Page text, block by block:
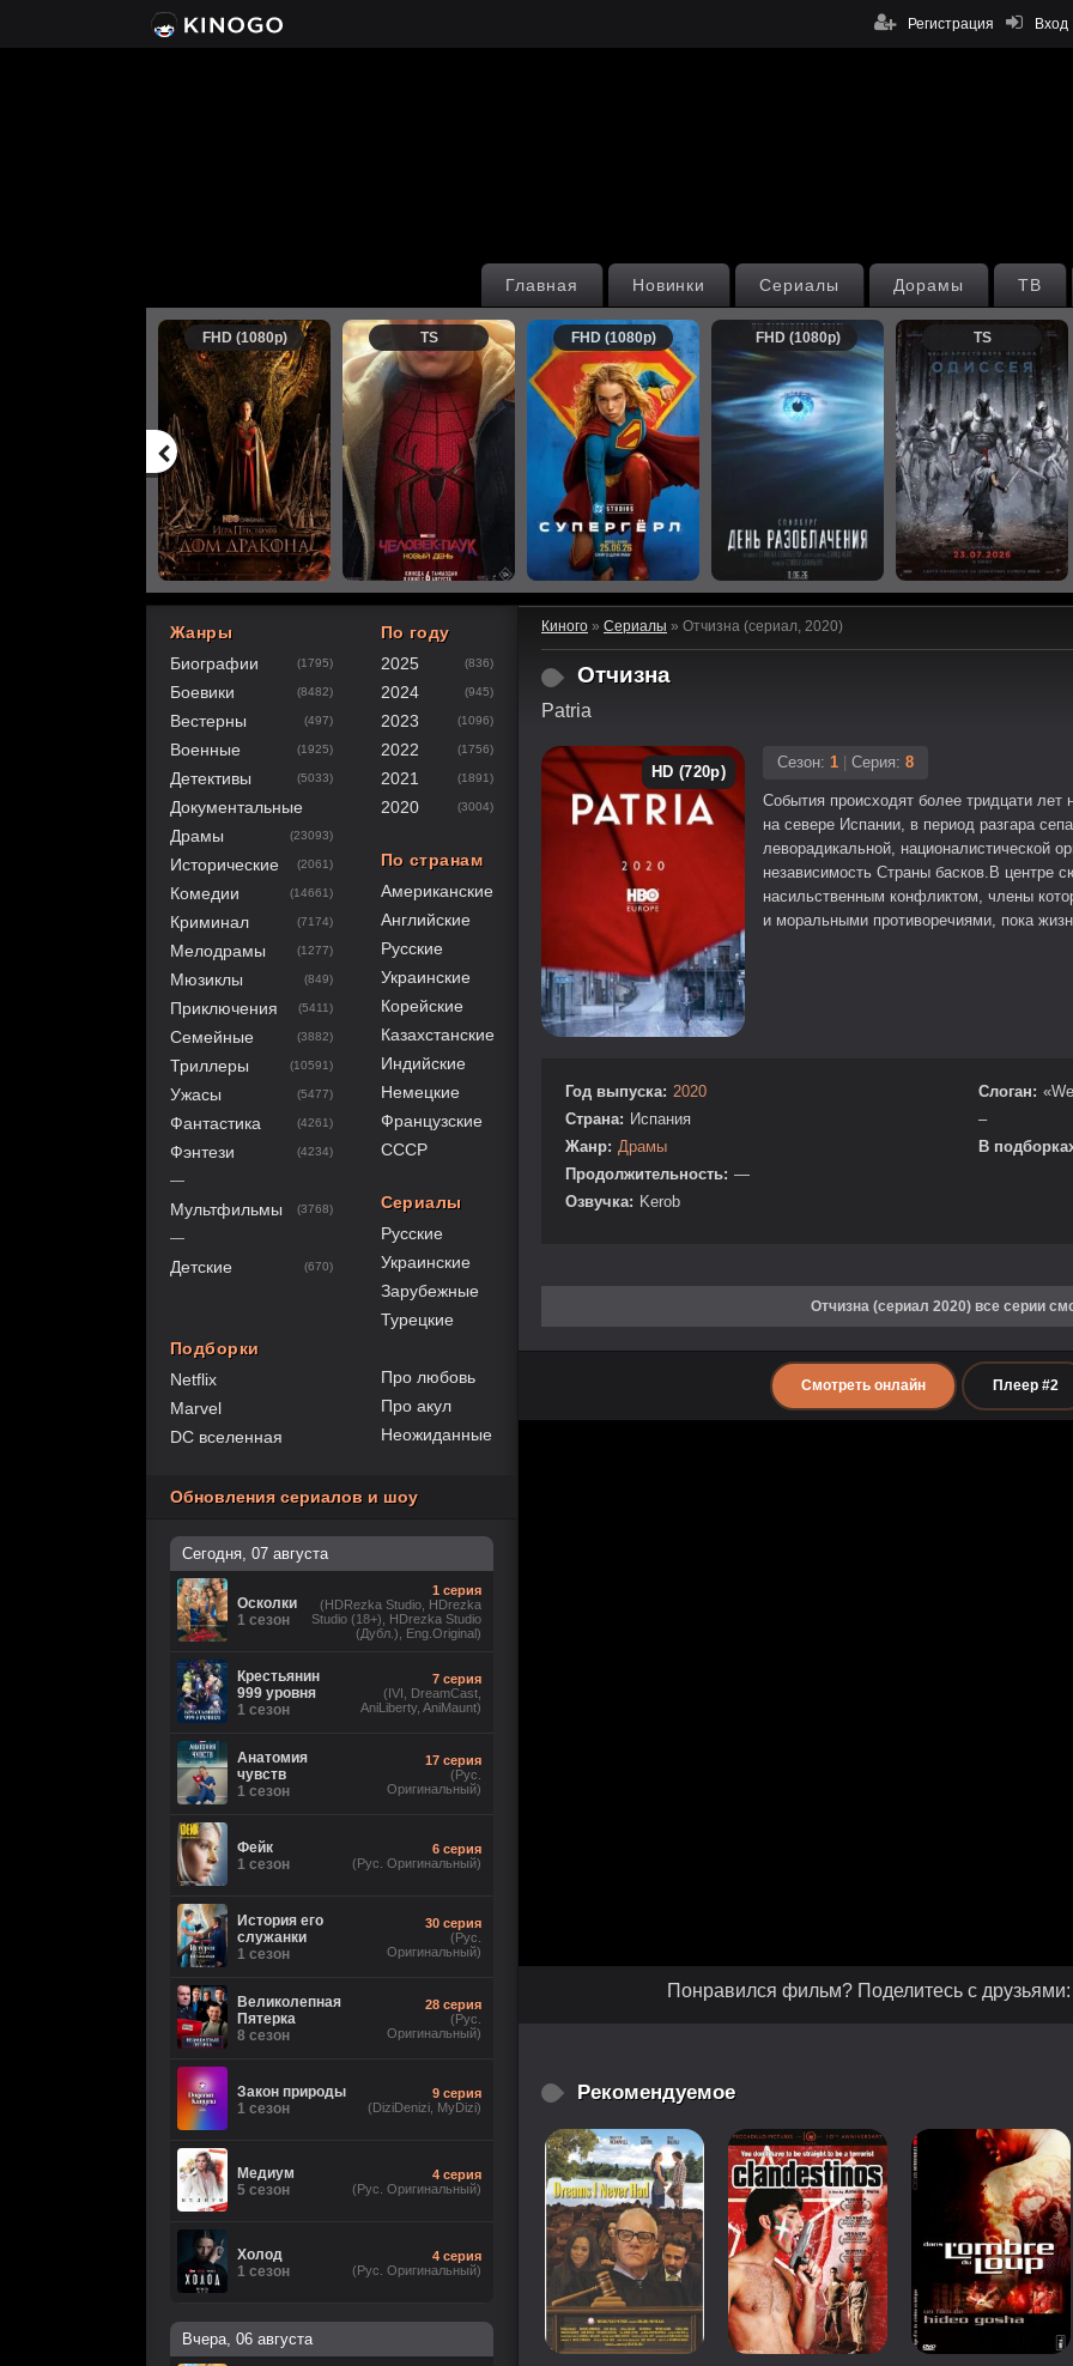
Вход
Регистрация
ТВ
Дорамы
Сериалы
Новинки
Главная
FHD (1080p) TS FHD (1080p) FHD (1080p) TS
Киного » Сериалы » Отчизна (сериал, 2020)
Отчизна
Patria
60
1 2 3 4
HD (720p)
Сезон: 1 Серия: 8
События происходят более тридцати
на севере Испании, в период разгара
леворадикальной, националистической
независимость Страны басков.В центре
насильственным конфликтом, члены
и моральными противоречиями, пока
Год выпуска: 2020
Страна: Испания
Жанр: Драмы
Продолжительность: —
Озвучка: Kerob
Слоган:
–
В
Отчизна (сериал 2020) все серии
Смотреть онлайн Плеер #2
Понравился фильм? Поделитесь с друзьями:
Рекомендуемое
Жанры
Биографии
(1795)
Боевики (8482)
Вестерны (497)
Военные (1925)
Детективы (5033)
Документальные
Драмы
(23093)
Исторические (2061)
Комедии (14661)
Криминал (7174)
Мелодрамы (1277)
Мюзиклы (849)
Приключения (5411)
Семейные (3882)
Триллеры (10591)
Ужасы (5477)
Фантастика (4261)
Фэнтези (4234)
—
Мультфильмы (3768)
—
Детские (670)
Подборки
Netflix
Marvel
DC вселенная
По году
2025
(836)
2024 (945)
2023 (1096)
2022 (1756)
2021 (1891)
2020 (3004)
По странам
Американские
Английские
Русские
Украинские
Корейские
Казахстанские
Индийские
Немецкие
Французские
СССР
Сериалы
Русские
Украинские
Зарубежные
Турецкие
Про любовь
Про акул
Неожиданные
Обновления сериалов и шоу
Сегодня, 07 августа
Осколки
1 сезон
1 серия
(HDRezka Studio, HDrezka
Studio (18+), HDrezka Studio
(Дубл.), Eng.Original)
Крестьянин
999 уровня
1 сезон
7 серия
(IVI, DreamCast,
AniLiberty, AniMaunt)
Анатомия
чувств
1 сезон
17 серия
(Рус.
Оригинальный)
Фейк
1 сезон
6 серия
(Рус. Оригинальный)
История его
служанки
1 сезон
30 серия
(Рус.
Оригинальный)
Великолепная
Пятерка
8 сезон
28 серия
(Рус.
Оригинальный)
Закон природы
1 сезон
9 серия
(DiziDenizi, MyDizi)
Медиум
5 сезон
4 серия
(Рус. Оригинальный)
Холод
1 сезон
4 серия
(Рус. Оригинальный)
Вчера, 06 августа